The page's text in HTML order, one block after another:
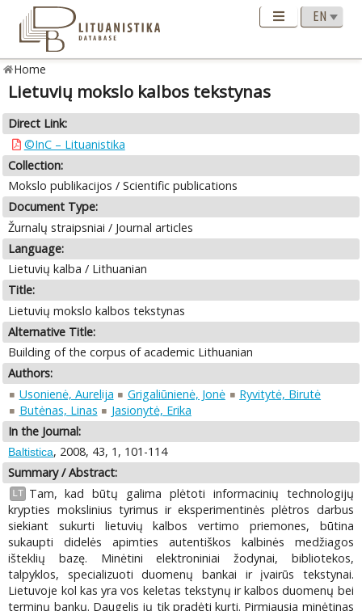
Home
Lietuvių mokslo kalbos tekstynas
Direct Link:
©InC – Lituanistika
Collection:
Mokslo publikacijos / Scientific publications
Document Type:
Žurnalų straipsniai / Journal articles
Language:
Lietuvių kalba / Lithuanian
Title:
Lietuvių mokslo kalbos tekstynas
Alternative Title:
Building of the corpus of academic Lithuanian
Authors:
Usonienė, Aurelija
Grigaliūnienė, Jonė
Ryvitytė, Birutė
Butėnas, Linas
Jasionytė, Erika
In the Journal:
Baltistica, 2008, 43, 1, 101-114
Summary / Abstract:
LT
Tam, kad būtų galima plėtoti informacinių technologijų
krypties mokslinius tyrimus ir eksperimentinės plėtros darbus
siekiant sukurti lietuvių kalbos vertimo priemones, būtina
sukaupti didelės apimties autentiškos kalbinės medžiagos
išteklių bazę. Minėtini elektroniniai žodynai, bibliotekos,
talpyklos, specializuoti duomenų bankai ir įvairūs tekstynai.
Lietuvoje kol kas yra vos keletas tekstynų ir kalbos duomenų bei
terminų bankų. Daugelis jų tik pradėti kurti. Pirmiausia minėtinas